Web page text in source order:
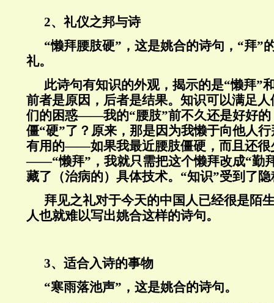
2、礼仪之邦与诗
“懒拜腰肢硬”，这是姚合的诗句，“拜”
礼。
此诗句有知识的外观，揭示的是“懒拜”
前者是原因，后者是结果。知识可以满足
们的困惑——我的“腰肢”前不久还是好好的
僵“硬”了？原来，那是因为我懒于向他人
有用的——如果我最近腰肢僵硬，而且还很
——“懒拜”，我就只需把这个懒拜改成“勤
藏了（治病的）具体技术。“知识”受到了
拜见之礼对于今天的中国人已经很是陌
人也就难以写出姚合这样的诗句。
3、适合入诗的事物
“寒雨落池声”，这是姚合的诗句。